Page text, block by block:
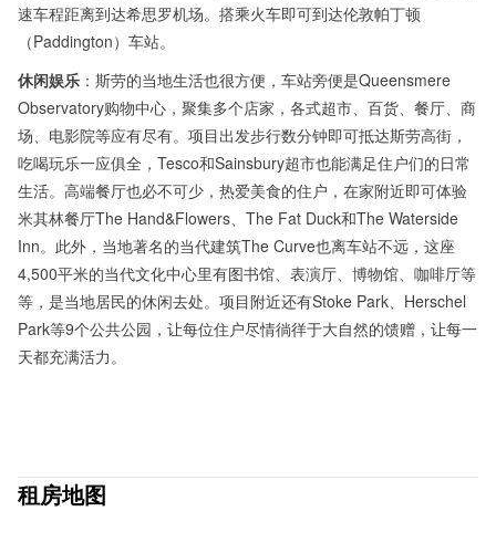
速车程距离到达希思罗机场。搭乘火车即可到达伦敦帕丁顿
（Paddington）车站。
休闲娱乐 ：斯劳的当地生活也很方便，车站旁便是Queensmere
Observatory购物中心，聚集多个店家，各式超市、百货、餐厅、商
场、电影院等应有尽有。项目出发步行数分钟即可抵达斯劳高街，
吃喝玩乐一应俱全，Tesco和Sainsbury超市也能满足住户们的日常
生活。高端餐厅也必不可少，热爱美食的住户，在家附近即可体验
米其林餐厅The Hand&Flowers、The Fat Duck和The Waterside
Inn。此外，当地著名的当代建筑The Curve也离车站不远，这座
4,500平米的当代文化中心里有图书馆、表演厅、博物馆、咖啡厅等
等，是当地居民的休闲去处。项目附近还有Stoke Park、Herschel
Park等9个公共公园，让每位住户尽情徜徉于大自然的馈赠，让每一
天都充满活力。
租房地图